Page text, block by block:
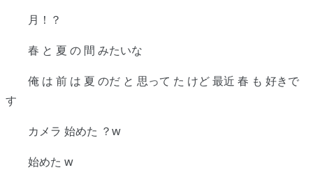
月！？
春 と 夏 の 間 みたいな
俺 は 前 は 夏 のだ と 思って た けど 最近 春 も 好きで
す
カメラ 始めた ？w
始めた w